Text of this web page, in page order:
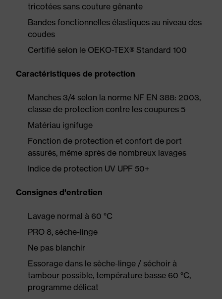
tricotées sans couture gênante
Bandes fonctionnelles élastiques au niveau des
coudes
Certifié selon le OEKO-TEX® Standard 100
Caractéristiques de protection
Manches 3/4 selon la norme NF EN 388: 2003,
classe de protection contre les coupures 5
Matériau ignifuge
Fonction de protection et confort de port
assurés, même après de nombreux lavages
Indice de protection UV UPF 50+
Consignes d'entretien
Lavage normal à 60 °C
PRO 8, sèche-linge
Ne pas blanchir
Essorage dans le sèche-linge / séchoir à
tambour possible, température basse 60 °C,
programme délicat